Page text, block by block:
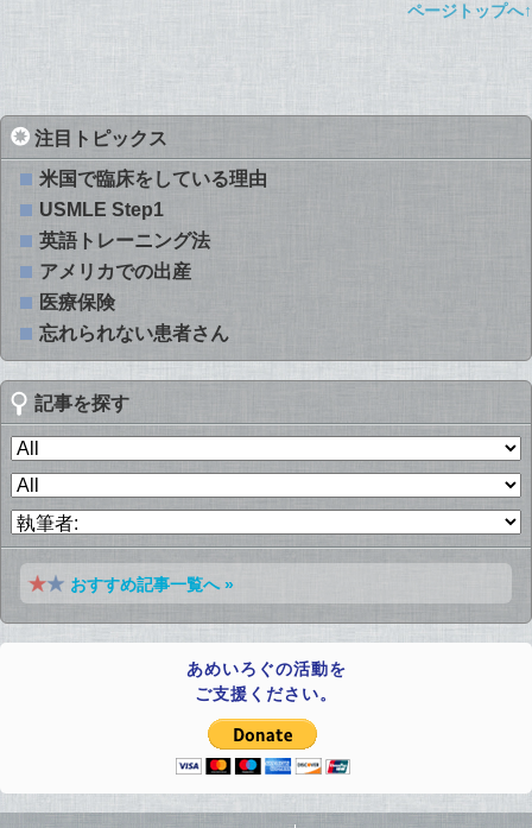
ページトップへ↑
注目トピックス
米国で臨床をしている理由
USMLE Step1
英語トレーニング法
アメリカでの出産
医療保険
忘れられない患者さん
記事を探す
おすすめ記事一覧へ »
あめいろぐの活動を
ご支援ください。